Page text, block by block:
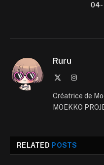
04-
Ruru
Instagram
Créatrice de
MOEKKO
RELATED POSTS